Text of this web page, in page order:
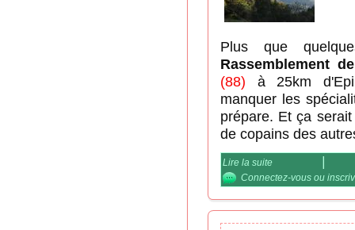
Plus que
Rassemblement
(88) à 25km
manquer les
prépare. Et ça
de copains des
Lire la suite
Connectez-vous ou